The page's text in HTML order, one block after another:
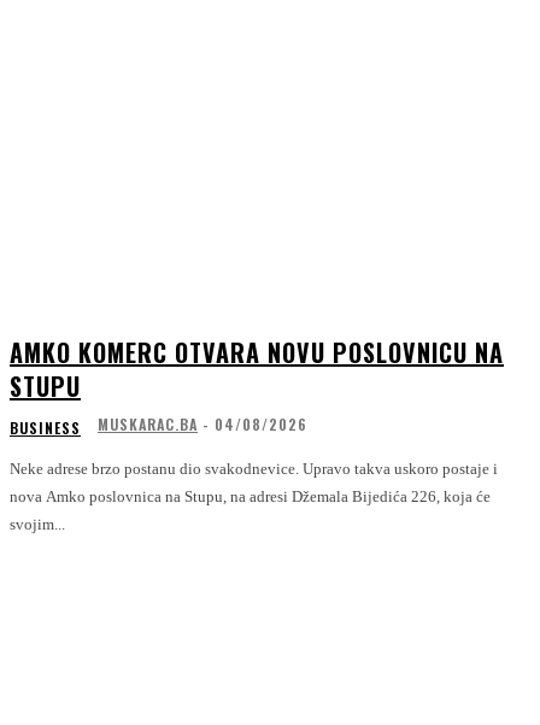
AMKO KOMERC OTVARA NOVU POSLOVNICU NA
STUPU
BUSINESS MUSKARAC.BA - 04/08/2026
Neke adrese brzo postanu dio svakodnevice. Upravo takva uskoro postaje i
nova Amko poslovnica na Stupu, na adresi Džemala Bijedića 226, koja će
svojim...